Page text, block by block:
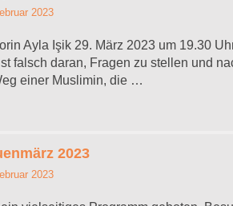
2023
Ayla Işik 29. März 2023 um 19.30
falsch daran, Fragen zu stellen und
einer Muslimin, die …
2023
2023